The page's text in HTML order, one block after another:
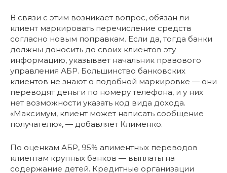
В связи с этим возникает вопрос, обязан ли
клиент маркировать перечисление средств
согласно новым поправкам. Если да, тогда банки
должны доносить до своих клиентов эту
информацию, указывает начальник правового
управления АБР. Большинство банковских
клиентов не знают о подобной маркировке — они
переводят деньги по номеру телефона, и у них
нет возможности указать код вида дохода.
«Максимум, клиент может написать сообщение
получателю», — добавляет Клименко.
По оценкам АБР, 95% алиментных переводов
клиентам крупных банков — выплаты на
содержание детей. Кредитные организации